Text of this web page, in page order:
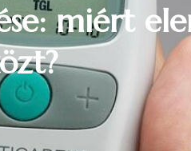
miért